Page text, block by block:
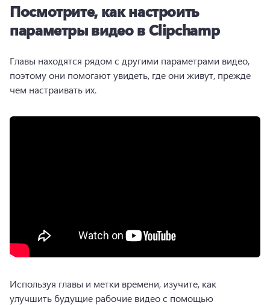
Посмотрите, как настроить
параметры видео в Clipchamp
Главы находятся рядом с другими параметрами видео,
поэтому они помогают увидеть, где они живут, прежде
чем настраивать их.
Используя главы и метки времени, изучите, как
улучшить будущие рабочие видео с помощью